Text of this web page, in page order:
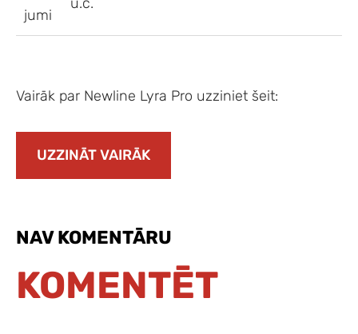
jumi
Vairāk par Newline Lyra Pro uzziniet šeit:
UZZINĀT VAIRĀK
NAV KOMENTĀRU
KOMENTĒT